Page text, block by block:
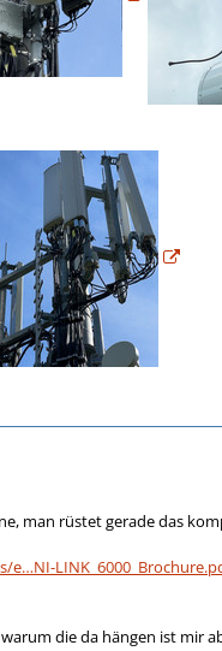
man rüstet gerade das
die da hängen ist mir